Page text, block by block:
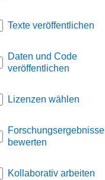
Texte veröffentlichen
Daten und Code
veröffentlichen
Lizenzen wählen
Forschungsergebnisse
bewerten
Kollaborativ arbeiten